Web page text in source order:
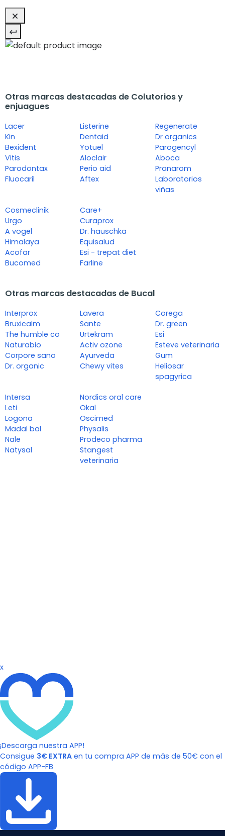
Otras marcas destacadas de Colutorios y
enjuagues
Lacer
Kin
Bexident
Vitis
Parodontax
Fluocaril
Listerine
Dentaid
Yotuel
Aloclair
Perio aid
Aftex
Regenerate
Dr organics
Parogencyl
Aboca
Pranarom
Laboratorios
viñas
Cosmeclinik
Urgo
A vogel
Himalaya
Acofar
Bucomed
Care+
Curaprox
Dr. hauschka
Equisalud
Esi - trepat diet
Farline
Otras marcas destacadas de Bucal
Interprox
Bruxicalm
The humble co
Naturabio
Corpore sano
Dr. organic
Lavera
Sante
Urtekram
Activ ozone
Ayurveda
Chewy vites
Corega
Dr. green
Esi
Esteve veterinaria
Gum
Heliosar
spagyrica
Intersa
Leti
Logona
Madal bal
Nale
Natysal
Nordics oral care
Okal
Oscimed
Physalis
Prodeco pharma
Stangest
veterinaria
x
¡Descarga nuestra APP!
Consigue 3€ EXTRA en tu compra APP de más de 50€ con el
código APP-FB